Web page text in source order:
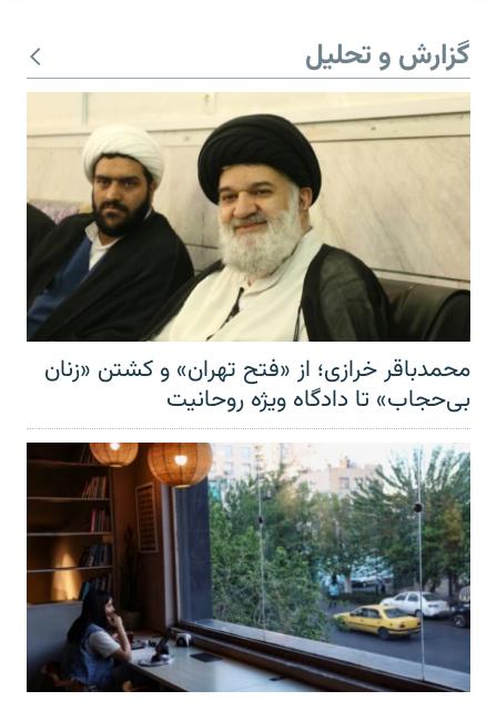
گزارش و تحلیل
محمدباقر خرازی؛ از «فتح تهران» و کشتن «زنان
بی‌حجاب» تا دادگاه ویژه روحانیت